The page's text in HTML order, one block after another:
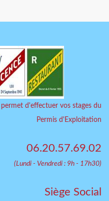
d'effectuer vos stages du
Permis d'Exploitation
06.20.57.69.02
(Lundi - Vendredi : 9h - 17h30)
Siège Social